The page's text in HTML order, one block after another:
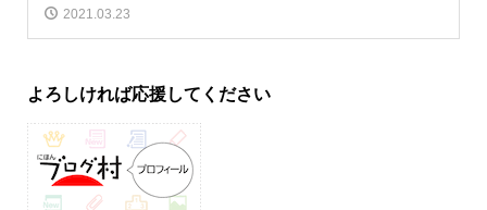
2021.03.23
よろしければ応援してください